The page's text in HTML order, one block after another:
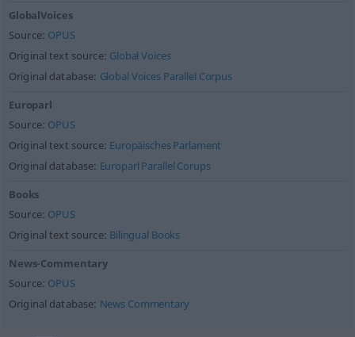
GlobalVoices
Source: OPUS
Original text source: Global Voices
Original database: Global Voices Parallel Corpus
Europarl
Source: OPUS
Original text source: Europäisches Parlament
Original database: Europarl Parallel Corups
Books
Source: OPUS
Original text source: Bilingual Books
News-Commentary
Source: OPUS
Original database: News Commentary